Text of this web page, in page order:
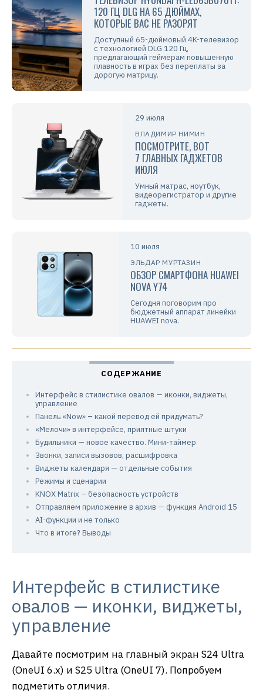
120 ГЦ DLG НА 65 ДЮЙМАХ,
КОТОРЫЕ ВАС НЕ РАЗОРЯТ
Доступный 65-дюймовый 4K-телевизор
с технологией DLG 120 Гц,
предлагающий геймерам повышенную
плавность в играх без переплаты за
дорогую матрицу.
29 июля
ВЛАДИМИР НИМИН
ПОСМОТРИТЕ, ВОТ
7 ГЛАВНЫХ ГАДЖЕТОВ
ИЮЛЯ
Умный матрас, ноутбук,
видеорегистратор и другие
гаджеты.
10 июля
ЭЛЬДАР МУРТАЗИН
ОБЗОР СМАРТФОНА HUAWEI
NOVA Y74
Сегодня поговорим про
бюджетный аппарат линейки
HUAWEI nova.
Интерфейс в стилистике овалов — иконки, виджеты,
управление
Панель «Now» – какой перевод ей придумать?
«Мелочи» в интерфейсе, приятные штуки
Будильники — новое качество. Мини-таймер
Звонки, записи вызовов, расшифровка
Виджеты календаря — отдельные события
Режимы и сценарии
KNOX Matrix – безопасность устройств
Отправляем приложение в архив — функция Android 15
AI-функции и не только
Что в итоге? Выводы
Интерфейс в стилистике
овалов — иконки, виджеты,
управление
Давайте посмотрим на главный экран S24 Ultra
(OneUI 6.x) и S25 Ultra (OneUI 7). Попробуем
подметить отличия.